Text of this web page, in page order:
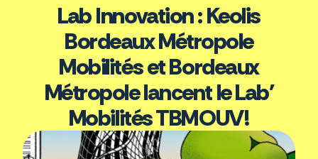
Lab Innovation : Keolis
Bordeaux Métropole
Mobilités et Bordeaux
Métropole lancent le Lab'
Mobilités TBMOUV!